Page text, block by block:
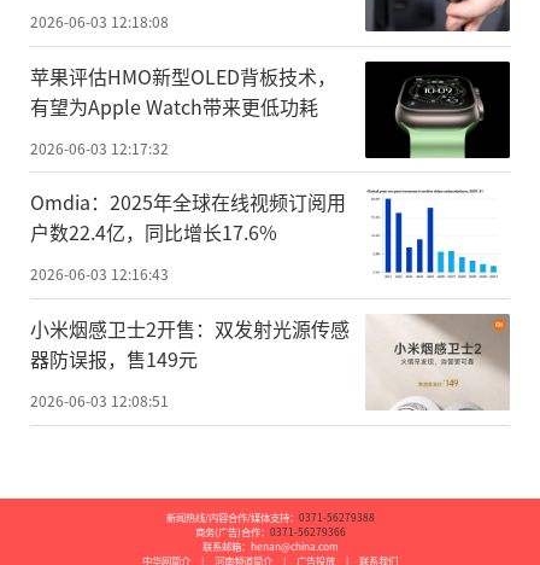
2026-06-03 12:18:08
苹果评估HMO新型OLED背板技术，
有望为Apple Watch带来更低功耗
2026-06-03 12:17:32
Omdia：2025年全球在线视频订阅用
户数22.4亿，同比增长17.6%
2026-06-03 12:16:43
小米烟感卫士2开售：双发射光源传感
器防误报，售149元
2026-06-03 12:08:51
新闻热线/内容合作/媒体支持： 0371-56279388
商务(广告)合作： 0371-56279366
联系邮箱：henan@china.com
中华网简介
| 河南频道简介 | 广告投放 | 联系我们